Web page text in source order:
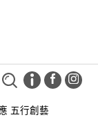
五行創藝